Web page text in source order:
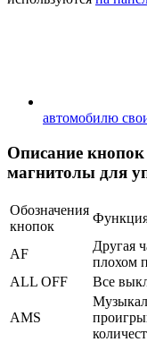
автомобилю
Описание
магнитолы для
Обозначения
кнопок
AF
Другая
плохом
ALL OFF
Все
AMS